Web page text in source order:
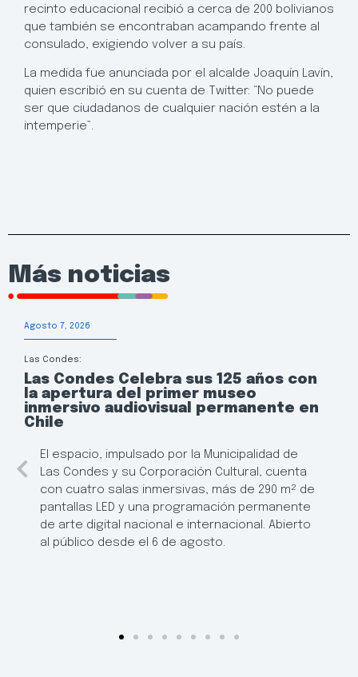
recinto educacional recibió a cerca de 200 bolivianos
que también se encontraban acampando frente al
consulado, exigiendo volver a su país.
La medida fue anunciada por el alcalde Joaquín Lavín,
quien escribió en su cuenta de Twitter: “No puede
ser que ciudadanos de cualquier nación estén a la
intemperie”.
Más noticias
Agosto 7, 2026
Las Condes:
Las Condes Celebra sus 125 años con
la apertura del primer museo
inmersivo audiovisual permanente en
Chile
El espacio, impulsado por la Municipalidad de
Las Condes y su Corporación Cultural, cuenta
con cuatro salas inmersivas, más de 290 m² de
pantallas LED y una programación permanente
de arte digital nacional e internacional. Abierto
al público desde el 6 de agosto.